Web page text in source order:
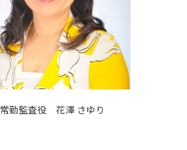
常勤監査役 花澤 さゆり